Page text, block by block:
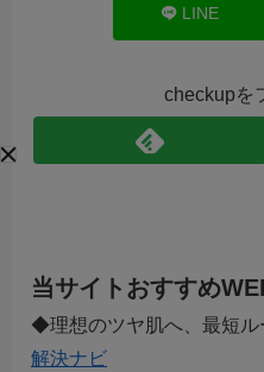
LINE
checkupを
当サイトおすすめ
◆理想のツヤ肌へ、最短ル
解決ナビ